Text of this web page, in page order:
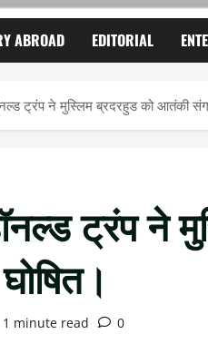
ABROAD EDITORIAL
ट्रंप ने मुस्लिम ब्रदरहुड को आतंकी
ट्रंप ने
1 minute read 0